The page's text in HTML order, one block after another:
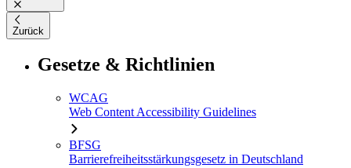
Zurück
Gesetze & Richtlinien
WCAG
Web Content Accessibility Guidelines
BFSG
Barrierefreiheitsstärkungsgesetz in Deutschland